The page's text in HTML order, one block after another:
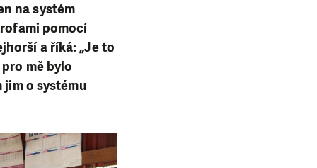
na systém
pomocí
a říká: „Je to
mě bylo
jim o systému